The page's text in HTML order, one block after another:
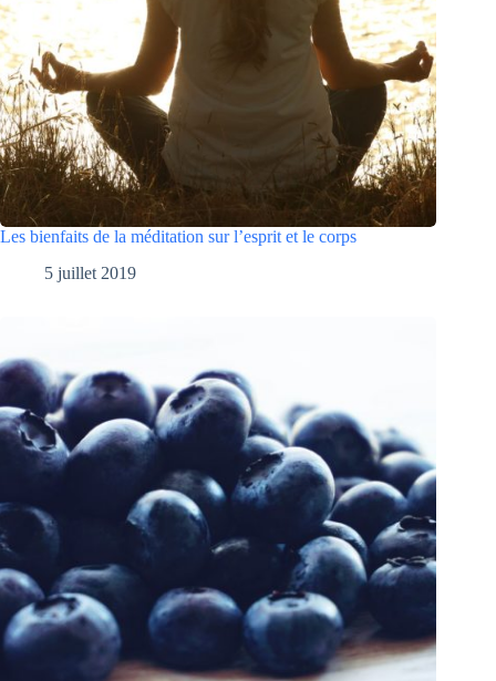
Les bienfaits de la méditation sur l’esprit et le corps
5 juillet 2019